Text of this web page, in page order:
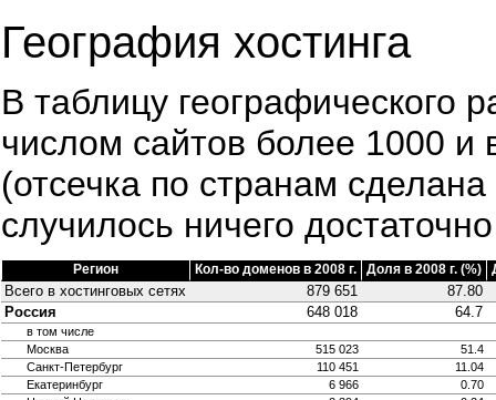
География хостинга
В таблицу географического
числом сайтов более 1000 и
(отсечка по странам
случилось ничего
Регион Кол-во доменов в 2008 г. Доля в 2008 г. (%)
Всего в хостинговых сетях 879 651
87.80
Россия
648 018 64.7
в том числе
Москва
515 023
51.4
Санкт-Петербург
110 451
11.04
Екатеринбург
6 966
0.70